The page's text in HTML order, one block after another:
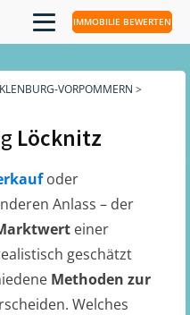
IMMOBILIE BEWERTEN
VORPOMMERN >
Löcknitz
oder
Anlass – der
einer
geschätzt
Methoden zur
Welches